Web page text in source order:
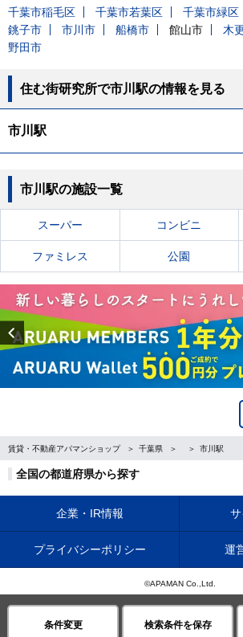
条件変更 検索条件を保存
千葉市稲毛区 千葉市若葉区 千葉市緑区
銚子市
市川市 船橋市 館山市 木
野田市
住む街研究所で市川駅の情報を見る
市川駅
市川駅の施設一覧
スーパー コンビニ
ファミレス 公園
Previous
賃貸・不動産アパマンショップ 千葉県 市川駅
全国の都道府県から探す
企業・IR情報
プライバシーポリシー 運
©APAMAN Co.,Ltd.